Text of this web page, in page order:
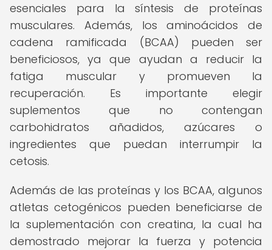
esenciales para la síntesis de proteínas
musculares. Además, los aminoácidos de
cadena ramificada (BCAA) pueden ser
beneficiosos, ya que ayudan a reducir la
fatiga muscular y promueven la
recuperación. Es importante elegir
suplementos que no contengan
carbohidratos añadidos, azúcares o
ingredientes que puedan interrumpir la
cetosis.
Además de las proteínas y los BCAA, algunos
atletas cetogénicos pueden beneficiarse de
la suplementación con creatina, la cual ha
demostrado mejorar la fuerza y potencia